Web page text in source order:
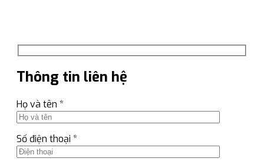
Thông tin liên hệ
Họ và tên *
Số điện thoại *